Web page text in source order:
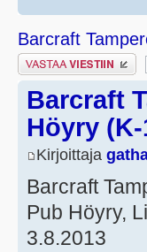
Barcraft
Lähetä vastaus
Barcraft
Höyry (K-
Kirjoittaja
Barcraft
Pub Höyry,
3.8.2013